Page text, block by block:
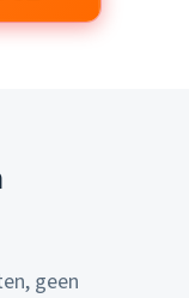
geen